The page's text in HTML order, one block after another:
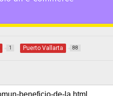
1 Puerto Vallarta 88